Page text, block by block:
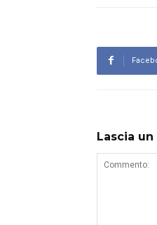
Lascia